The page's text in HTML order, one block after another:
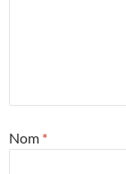
Nom *